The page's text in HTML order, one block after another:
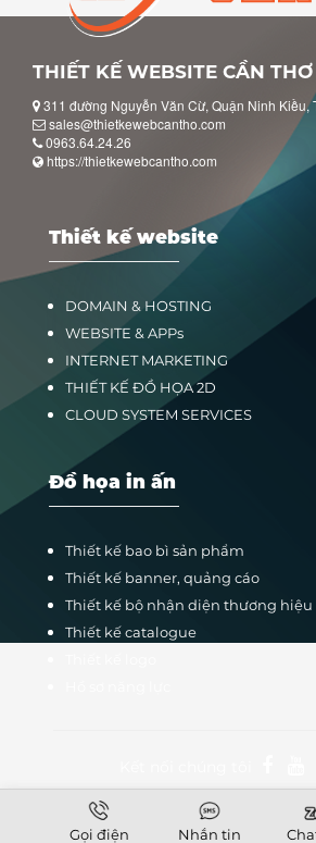
Gọi điện Nhắn tin
THIẾT KẾ WEBSITE CẦN THƠ
311 đường Nguyễn Văn Cừ, Quận Ninh Kiều,
sales@thietkewebcantho.com
0963.64.24.26
https://thietkewebcantho.com
Thiết kế website
DOMAIN & HOSTING
WEBSITE & APPs
INTERNET MARKETING
THIẾT KẾ ĐỒ HỌA 2D
CLOUD SYSTEM SERVICES
Đồ họa in ấn
Thiết kế bao bì sản phẩm
Thiết kế banner, quảng cáo
Thiết kế bộ nhận diện thương hiệu
Thiết kế catalogue